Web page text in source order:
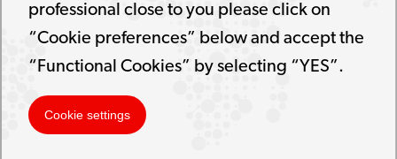
professional close to you please click on
“Cookie preferences” below and accept the
“Functional Cookies” by selecting “YES”.
Cookie settings